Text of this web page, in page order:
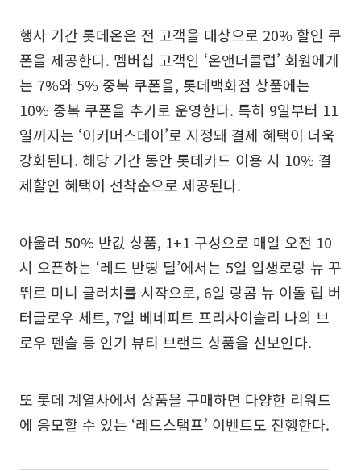
행사 기간 롯데온은 전 고객을 대상으로 20% 할인 쿠
폰을 제공한다. 멤버십 고객인 ‘온앤더클럽’ 회원에게
는 7%와 5% 중복 쿠폰을, 롯데백화점 상품에는
10% 중복 쿠폰을 추가로 운영한다. 특히 9일부터 11
일까지는 ‘이커머스데이’로 지정돼 결제 혜택이 더욱
강화된다. 해당 기간 동안 롯데카드 이용 시 10% 결
제할인 혜택이 선착순으로 제공된다.
아울러 50% 반값 상품, 1+1 구성으로 매일 오전 10
시 오픈하는 ‘레드 반띵 딜’에서는 5일 입생로랑 뉴 꾸
뛰르 미니 클러치를 시작으로, 6일 랑콤 뉴 이돌 립 버
터글로우 세트, 7일 베네피트 프리사이슬리 나의 브
로우 펜슬 등 인기 뷰티 브랜드 상품을 선보인다.
또 롯데 계열사에서 상품을 구매하면 다양한 리워드
에 응모할 수 있는 ‘레드스탬프’ 이벤트도 진행한다.